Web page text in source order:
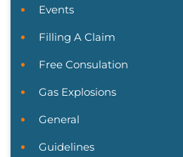
Events
Filling A Claim
Free Consulation
Gas Explosions
General
Guidelines